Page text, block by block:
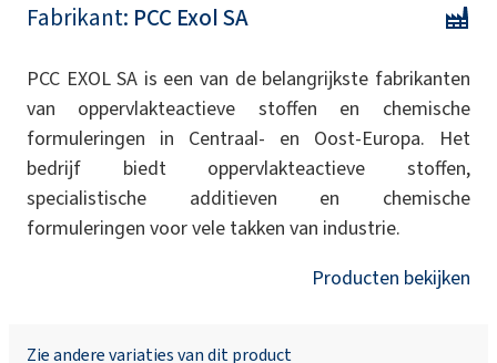
Fabrikant: PCC Exol SA
PCC EXOL SA is een van de belangrijkste fabrikanten
van oppervlakteactieve stoffen en chemische
formuleringen in Centraal- en Oost-Europa. Het
bedrijf biedt oppervlakteactieve stoffen,
specialistische additieven en chemische
formuleringen voor vele takken van industrie.
Producten bekijken
Zie andere variaties van dit product